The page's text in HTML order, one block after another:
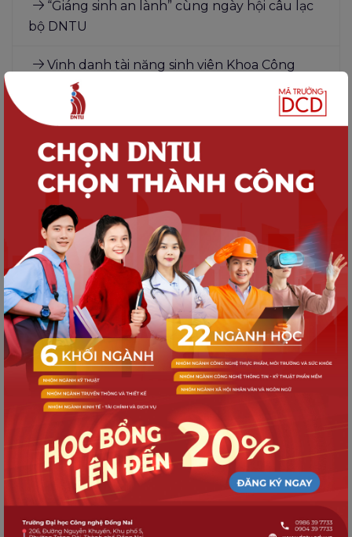
“Giáng sinh an lành” cùng ngày hội câu lạc
bộ DNTU
Vinh danh tài năng sinh viên Khoa Công
nghệ thông tin tại cuộc thi IT Got Talent 2024
DNTU – OPEN DAY 2025: KHÁM PHÁ
NGÀNH HỌC, TIẾP BƯỚC TƯƠNG LAI
DNTU – OPEN DAY 2025: KHÁM PHÁ
NGÀNH HỌC, TIẾP BƯỚC TƯƠNG LAI
Từ giảng đường tới sân cỏ - “Hãy là những
trí thức chơi bóng đá”
Cuộc thi thiết kế logo kỷ niệm 20 năm
thành lập Trường Đại học Công nghệ Đồng
Nai (03/10/2005 – 03/10/2025)
Cú sút xanh - Lan tỏa thông điệp"Phát triển
bền vững" tại DNTU
Hành trình đầy cảm xúc của DNTU FC tại
Giải bóng đá TNSV Thaco Cup 2025
Tọa đàm chia sẻ kiến thức sức khỏe răng
miệng tại DNTU